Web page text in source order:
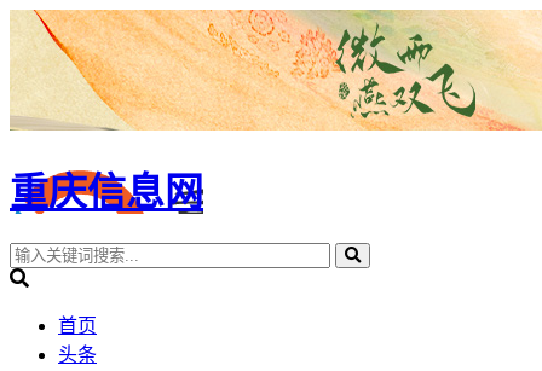
重庆信息网
首页
头条